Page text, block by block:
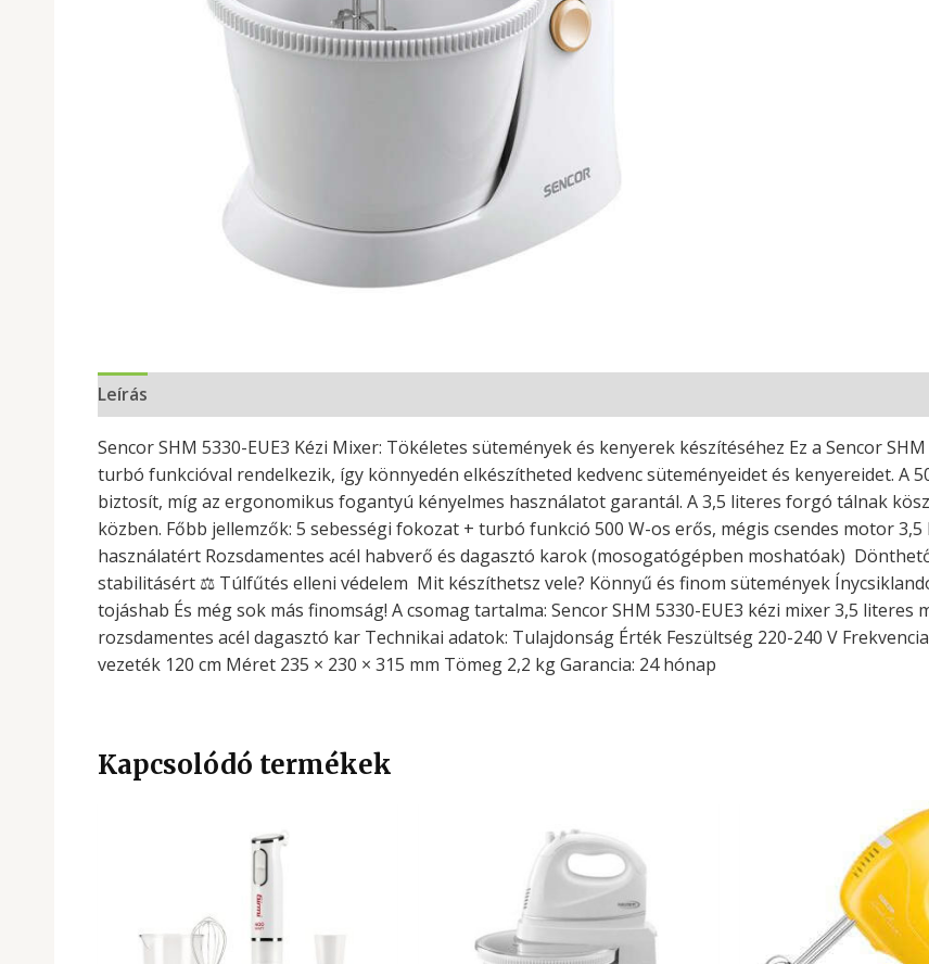
Leírás
Sencor SHM 5330-EUE3 Kézi Mixer: Tökéletes sütemények és kenyerek készítéséhez Ez a Sencor
turbó funkcióval rendelkezik, így könnyedén elkészítheted kedvenc süteményeidet és kenyereidet. A
biztosít, míg az ergonomikus fogantyú kényelmes használatot garantál. A 3,5 literes forgó tálnak
közben. Főbb jellemzők: 5 sebességi fokozat + turbó funkció 500 W-os erős, mégis csendes motor
használatért Rozsdamentes acél habverő és dagasztó karok (mosogatógépben moshatóak)
stabilitásért ⚖️ Túlfűtés elleni védelem ️ Mit készíthetsz vele? Könnyű és finom sütemények
tojáshab És még sok más finomság! A csomag tartalma: Sencor SHM 5330-EUE3 kézi mixer 3,5
rozsdamentes acél dagasztó kar Technikai adatok: Tulajdonság Érték Feszültség 220-240 V
vezeték 120 cm Méret 235 × 230 × 315 mm Tömeg 2,2 kg Garancia: 24 hónap
Kapcsolódó termékek